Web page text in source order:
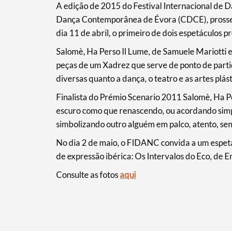
Filtros
​A edição de 2015 do Festival Internacional de
Dança Contemporânea de Évora (CDCE),
dia 11 de abril, o primeiro de dois espetáculos
Salomè, Ha Perso Il Lume, de Samuele
peças de um Xadrez que serve de ponto de
diversas quanto a dança, o teatro e as artes
Finalista do Prémio Scenario 2011 Salomè, Ha
escuro como que renascendo, ou acordando
simbolizando outro alguém em palco, atento,
No dia 2 de maio, o FIDANC convida a um
de expressão ibérica: Os Intervalos do Eco, de
Consulte as fotosaqui